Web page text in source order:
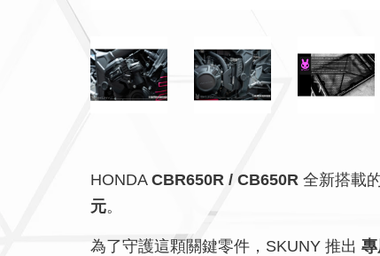
HONDA CBR650R / CB650R 全新搭載
元。
為了守護這顆關鍵零件，SKUNY 推出